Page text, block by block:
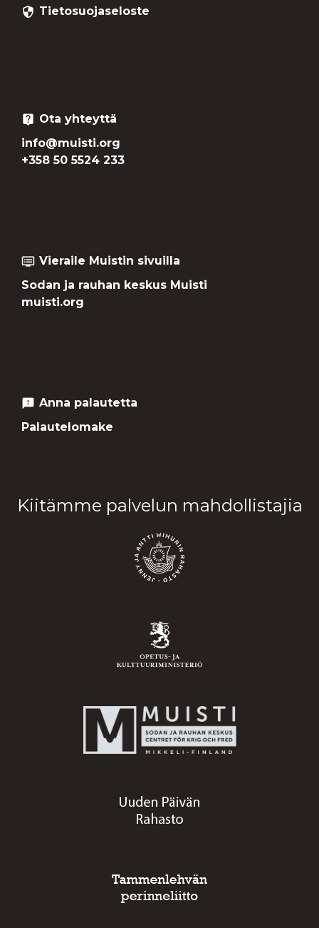
security Tietosuojaseloste
live_help Ota yhteyttä
info@muisti.org
+358 50 5524 233
dvr Vieraile Muistin sivuilla
Sodan ja rauhan keskus Muisti
muisti.org
feedback Anna palautetta
Palautelomake
Kiitämme palvelun mahdollistajia